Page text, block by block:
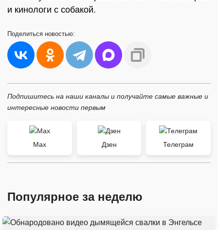
и кинологи с собакой.
Поделиться новостью:
Подпишитесь на наши каналы и получайте самые важные и
интересные новости первым
Max Дзен Телеграм
Популярное за неделю